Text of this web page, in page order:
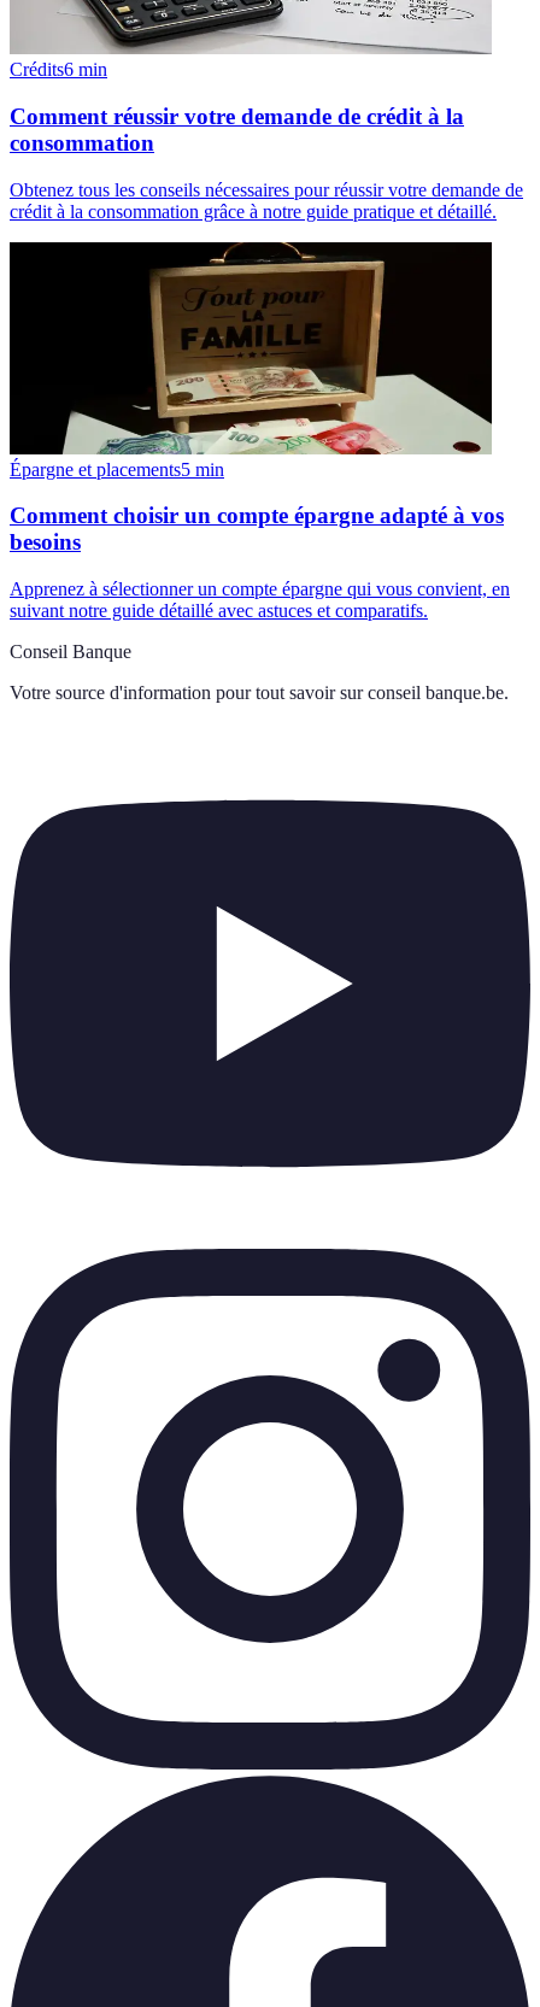
Crédits6 min
Comment réussir votre demande de crédit à la
consommation
Obtenez tous les conseils nécessaires pour réussir votre demande de
crédit à la consommation grâce à notre guide pratique et détaillé.
Épargne et placements5 min
Comment choisir un compte épargne adapté à vos
besoins
Apprenez à sélectionner un compte épargne qui vous convient, en
suivant notre guide détaillé avec astuces et comparatifs.
Conseil Banque
Votre source d'information pour tout savoir sur conseil banque.be.